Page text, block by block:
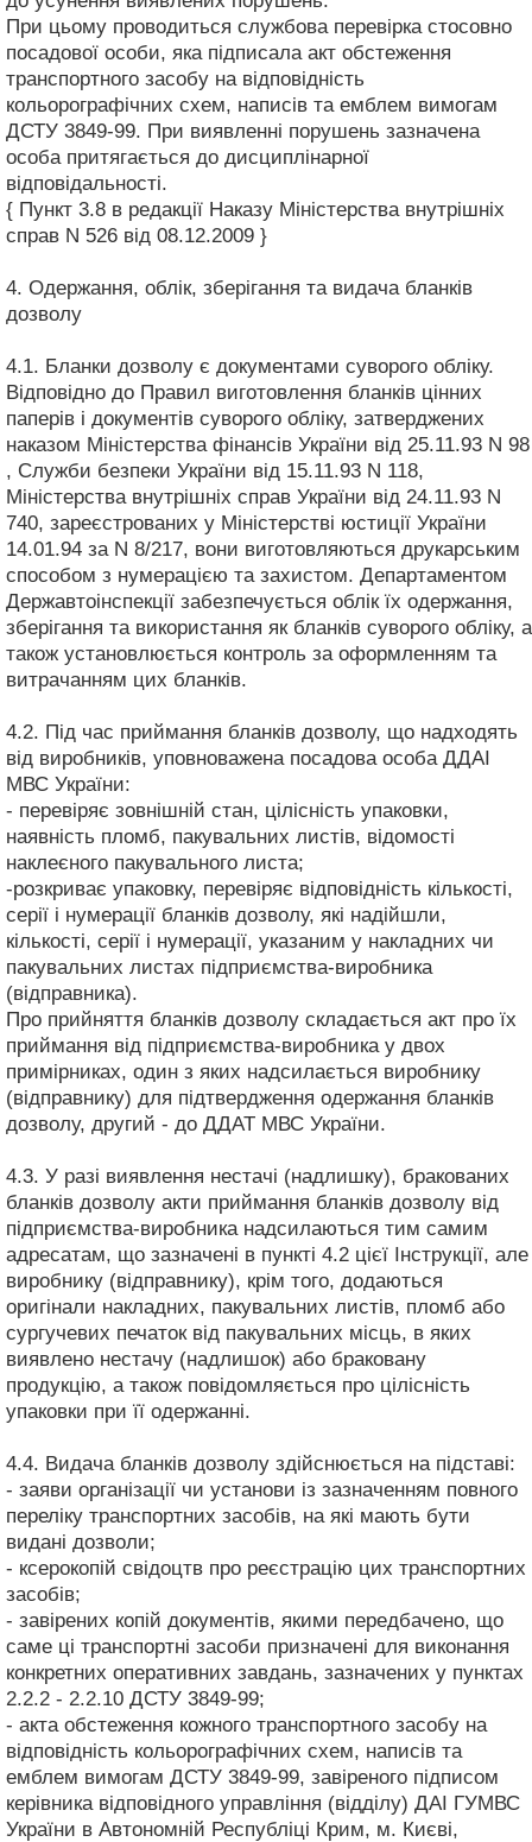
При цьому проводиться службова перевірка стосовно
посадової особи, яка підписала акт обстеження
транспортного засобу на відповідність
кольорографічних схем, написів та емблем вимогам
ДСТУ 3849-99. При виявленні порушень зазначена
особа притягається до дисциплінарної
відповідальності.
{ Пункт 3.8 в редакції Наказу Міністерства внутрішніх
справ N 526 від 08.12.2009 }
4. Одержання, облік, зберігання та видача бланків
дозволу
4.1. Бланки дозволу є документами суворого обліку.
Відповідно до Правил виготовлення бланків цінних
паперів і документів суворого обліку, затверджених
наказом Міністерства фінансів України від 25.11.93 N 98
, Служби безпеки України від 15.11.93 N 118,
Міністерства внутрішніх справ України від 24.11.93 N
740, зареєстрованих у Міністерстві юстиції України
14.01.94 за N 8/217, вони виготовляються друкарським
способом з нумерацією та захистом. Департаментом
Державтоінспекції забезпечується облік їх одержання,
зберігання та використання як бланків суворого обліку, а
також установлюється контроль за оформленням та
витрачанням цих бланків.
4.2. Під час приймання бланків дозволу, що надходять
від виробників, уповноважена посадова особа ДДАІ
МВС України:
- перевіряє зовнішній стан, цілісність упаковки,
наявність пломб, пакувальних листів, відомості
наклеєного пакувального листа;
-розкриває упаковку, перевіряє відповідність кількості,
серії і нумерації бланків дозволу, які надійшли,
кількості, серії і нумерації, указаним у накладних чи
пакувальних листах підприємства-виробника
(відправника).
Про прийняття бланків дозволу складається акт про їх
приймання від підприємства-виробника у двох
примірниках, один з яких надсилається виробнику
(відправнику) для підтвердження одержання бланків
дозволу, другий - до ДДАТ МВС України.
4.3. У разі виявлення нестачі (надлишку), бракованих
бланків дозволу акти приймання бланків дозволу від
підприємства-виробника надсилаються тим самим
адресатам, що зазначені в пункті 4.2 цієї Інструкції, але
виробнику (відправнику), крім того, додаються
оригінали накладних, пакувальних листів, пломб або
сургучевих печаток від пакувальних місць, в яких
виявлено нестачу (надлишок) або браковану
продукцію, а також повідомляється про цілісність
упаковки при її одержанні.
4.4. Видача бланків дозволу здійснюється на підставі:
- заяви організації чи установи із зазначенням повного
переліку транспортних засобів, на які мають бути
видані дозволи;
- ксерокопій свідоцтв про реєстрацію цих транспортних
засобів;
- завірених копій документів, якими передбачено, що
саме ці транспортні засоби призначені для виконання
конкретних оперативних завдань, зазначених у пунктах
2.2.2 - 2.2.10 ДСТУ 3849-99;
- акта обстеження кожного транспортного засобу на
відповідність кольорографічних схем, написів та
емблем вимогам ДСТУ 3849-99, завіреного підписом
керівника відповідного управління (відділу) ДАІ ГУМВС
України в Автономній Республіці Крим, м. Києві,